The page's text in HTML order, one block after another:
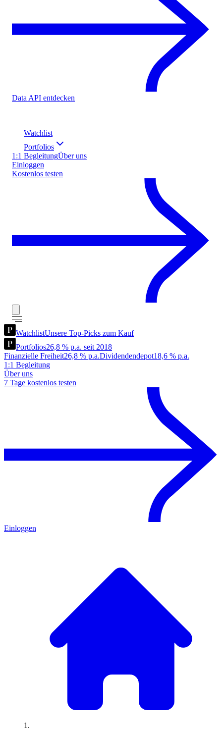
Data API entdecken
Watchlist
Portfolios
1:1 BegleitungÜber uns
Einloggen
Kostenlos testen
WatchlistUnsere Top-Picks zum Kauf
Portfolios26,8 % p.a. seit 2018
Finanzielle Freiheit26,8 % p.a.Dividendendepot18,6 % p.a.
1:1 Begleitung
Über uns
7 Tage kostenlos testen
Einloggen